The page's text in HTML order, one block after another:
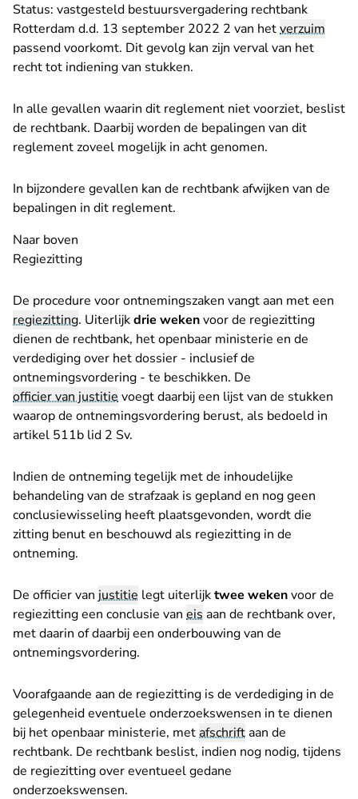
Status: vastgesteld bestuursvergadering rechtbank
Rotterdam d.d. 13 september 2022 2 van hetverzuim
passend voorkomt. Dit gevolg kan zijn verval van het
recht tot indiening van stukken.
In alle gevallen waarin dit reglement niet voorziet, beslist
de rechtbank. Daarbij worden de bepalingen van dit
reglement zoveel mogelijk in acht genomen.
In bijzondere gevallen kan de rechtbank afwijken van de
bepalingen in dit reglement.
Naar boven
Regiezitting
De procedure voor ontnemingszaken vangt aan met een
regiezitting. Uiterlijkdrie wekenvoor de regiezitting
dienen de rechtbank, het openbaar ministerie en de
verdediging over het dossier - inclusief de
ontnemingsvordering - te beschikken. De
officier van justitievoegt daarbij een lijst van de stukken
waarop de ontnemingsvordering berust, als bedoeld in
artikel 511b lid 2 Sv.
Indien de ontneming tegelijk met de inhoudelijke
behandeling van de strafzaak is gepland en nog geen
conclusiewisseling heeft plaatsgevonden, wordt die
zitting benut en beschouwd als regiezitting in de
ontneming.
De officier van justitie legt uiterlijktwee wekenvoor de
regiezitting een conclusie van eis aan de rechtbank over,
met daarin of daarbij een onderbouwing van de
ontnemingsvordering.
Voorafgaande aan de regiezitting is de verdediging in de
gelegenheid eventuele onderzoekswensen in te dienen
bij het openbaar ministerie, metafschriftaan de
rechtbank. De rechtbank beslist, indien nog nodig, tijdens
de regiezitting over eventueel gedane
onderzoekswensen.